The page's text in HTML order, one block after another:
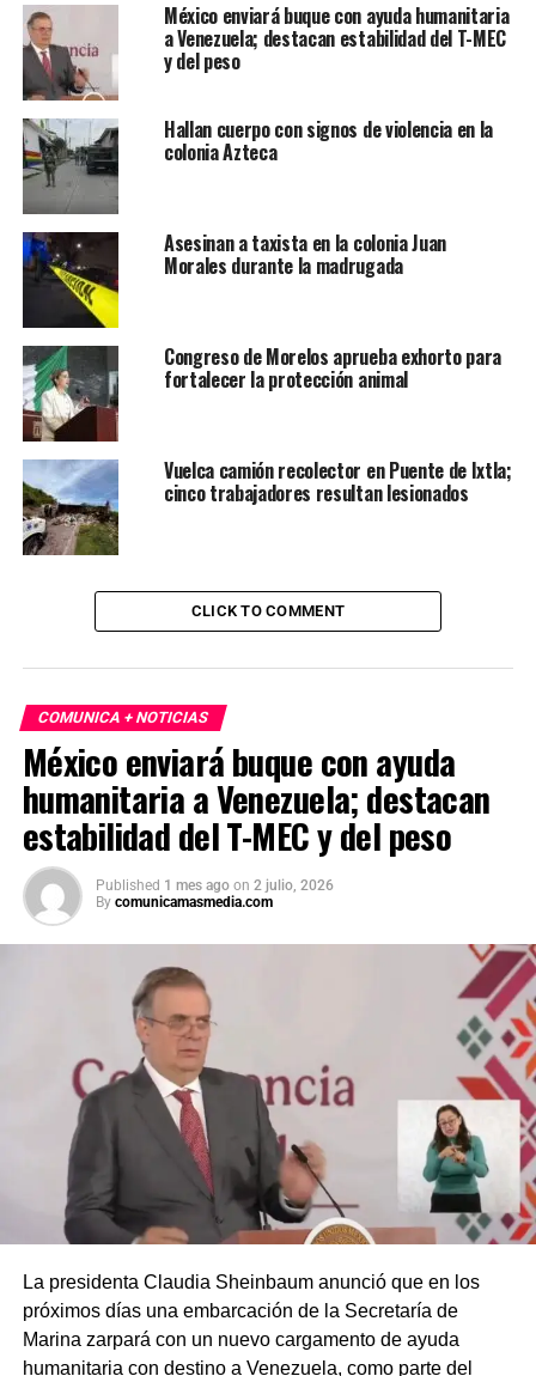
México enviará buque con ayuda humanitaria
a Venezuela; destacan estabilidad del T-MEC
y del peso
Hallan cuerpo con signos de violencia en la
colonia Azteca
Asesinan a taxista en la colonia Juan
Morales durante la madrugada
Congreso de Morelos aprueba exhorto para
fortalecer la protección animal
Vuelca camión recolector en Puente de Ixtla;
cinco trabajadores resultan lesionados
CLICK TO COMMENT
COMUNICA + NOTICIAS
México enviará buque con ayuda
humanitaria a Venezuela; destacan
estabilidad del T-MEC y del peso
Published 1 mes ago on 2 julio, 2026
By comunicamasmedia.com
La presidenta Claudia Sheinbaum anunció que en los
próximos días una embarcación de la Secretaría de
Marina zarpará con un nuevo cargamento de ayuda
humanitaria con destino a Venezuela, como parte del